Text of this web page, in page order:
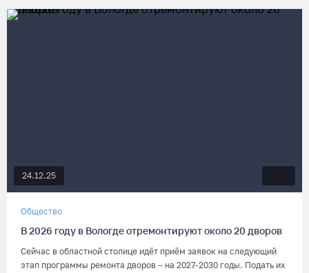
24.12.25
Общество
В 2026 году в Вологде отремонтируют около 20 дворов
Сейчас в областной столице идёт приём заявок на следующий
этап программы ремонта дворов – на 2027-2030 годы. Подать их